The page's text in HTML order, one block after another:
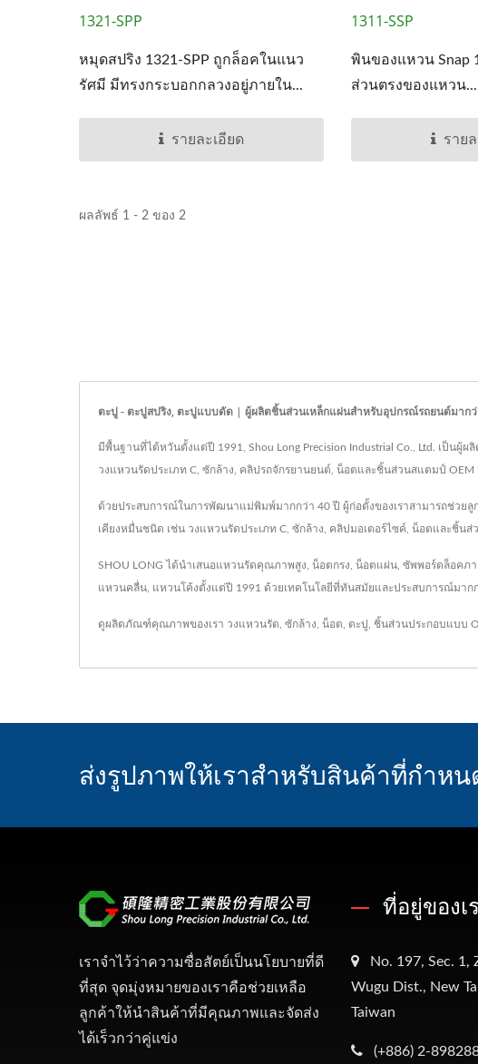
1321-SPP
หมุดสปริง 1321-SPP ถูกล็อคในแนว
รัศมี มีทรงกระบอกกลวงอยู่ภายใน...
รายละเอียด
1311-SSP
พินของแหวน Snap
ส่วนตรงของแหวน...
ราย
ผลลัพธ์ 1 - 2 ของ 2
ตะปู - ตะปูสปริง, ตะปูแบบดัด | ผู้ผลิตชิ้นส่วนเหล็กแผ่นสำหรับอุปกรณ์รถยนต์มาก
มีพื้นฐานที่ไต้หวันตั้งแต่ปี 1991, Shou Long Precision Industrial Co., Ltd. เป็
วงแหวนรัดประเภท C, ซักล้าง, คลิปรถจักรยานยนต์, น็อตและชิ้นส่วนสแตมป์
ด้วยประสบการณ์ในการพัฒนาแม่พิมพ์มากกว่า 40 ปี ผู้ก่อตั้งของเราสามารถช่วย
เคียงหมื่นชนิด เช่น วงแหวนรัดประเภท C, ซักล้าง, คลิปมอเตอร์ไซค์, น็อตและชิ้น
SHOU LONG ได้นำเสนอแหวนรัดคุณภาพสูง, น็อตกรง, น็อตแผ่น, ซัพพอร์ตล็อค
แหวนคลื่น, แหวนโค้งตั้งแต่ปี 1991 ด้วยเทคโนโลยีที่ทันสมัยและประสบการณ์มาก
ดูผลิตภัณฑ์คุณภาพของเรา วงแหวนรัด ซักล้าง น็อต ตะปู ชิ้นส่วนประกอบแบบ
ส่งรูปภาพให้เราสำหรับสินค้าที่กำหน
เราจำไว้ว่าความซื่อสัตย์เป็นนโยบายที่ดี
ที่สุด จุดมุ่งหมายของเราคือช่วยเหลือ
ลูกค้าให้นำสินค้าที่มีคุณภาพและจัดส่ง
ได้เร็วกว่าคู่แข่ง
ที่อยู่ของเ
No. 197, Sec. 1,
Wugu Dist., New
Taiwan
(+886) 2-